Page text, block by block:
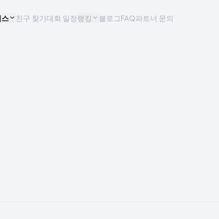
친구 찾기대회 일정랭킹 블로그FAQ파트너 문의